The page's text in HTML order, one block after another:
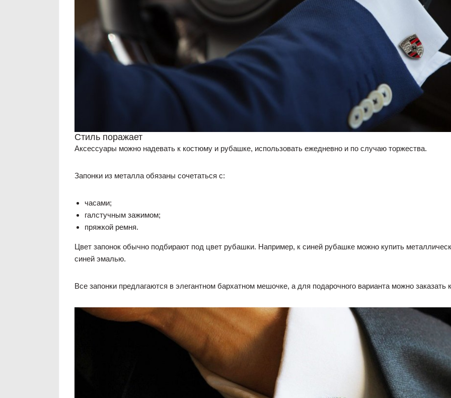
Стиль поражает
Аксессуары можно надевать к костюму и рубашке, использовать ежедневно и по случаю торжества.
Запонки из металла обязаны сочетаться с:
часами;
галстучным зажимом;
пряжкой ремня.
Цвет запонок обычно подбирают под цвет рубашки. Например, к синей рубашке можно купить
синей эмалью.
Все запонки предлагаются в элегантном бархатном мешочке, а для подарочного варианта можно заказать